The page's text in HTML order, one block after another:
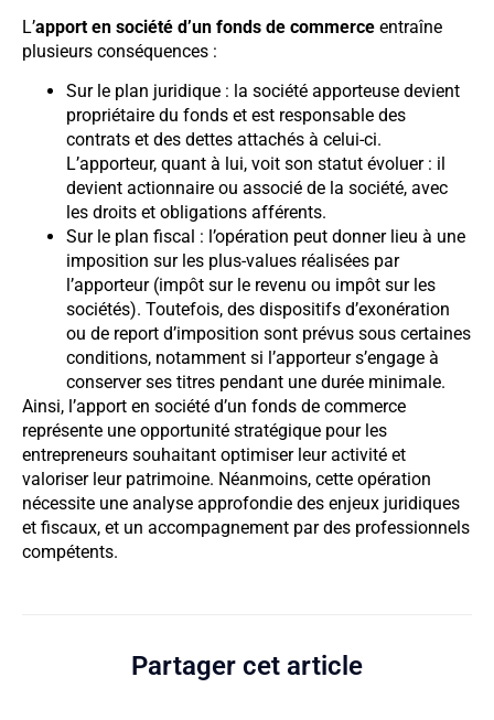
L’apport en société d’un fonds de commerce entraîne
plusieurs conséquences :
Sur le plan juridique : la société apporteuse devient
propriétaire du fonds et est responsable des
contrats et des dettes attachés à celui-ci.
L’apporteur, quant à lui, voit son statut évoluer : il
devient actionnaire ou associé de la société, avec
les droits et obligations afférents.
Sur le plan fiscal : l’opération peut donner lieu à une
imposition sur les plus-values réalisées par
l’apporteur (impôt sur le revenu ou impôt sur les
sociétés). Toutefois, des dispositifs d’exonération
ou de report d’imposition sont prévus sous certaines
conditions, notamment si l’apporteur s’engage à
conserver ses titres pendant une durée minimale.
Ainsi, l’apport en société d’un fonds de commerce
représente une opportunité stratégique pour les
entrepreneurs souhaitant optimiser leur activité et
valoriser leur patrimoine. Néanmoins, cette opération
nécessite une analyse approfondie des enjeux juridiques
et fiscaux, et un accompagnement par des professionnels
compétents.
Partager cet article